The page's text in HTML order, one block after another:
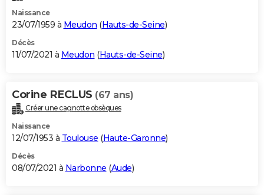
Naissance
23/07/1959 à Meudon (Hauts-de-Seine)
Décès
11/07/2021 à Meudon (Hauts-de-Seine)
Corine RECLUS (67 ans)
Créer une cagnotte obsèques
Naissance
12/07/1953 à Toulouse (Haute-Garonne)
Décès
08/07/2021 à Narbonne (Aude)